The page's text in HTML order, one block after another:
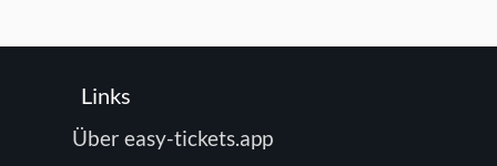
Links
Über easy-tickets.app